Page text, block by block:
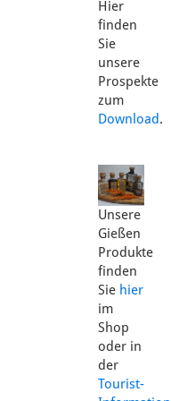
Hier
finden
Sie
unsere
Prospekte
zum
Download.
Unsere
Gießen
Produkte
finden
Sie hier
im
Shop
oder in
der
Tourist-